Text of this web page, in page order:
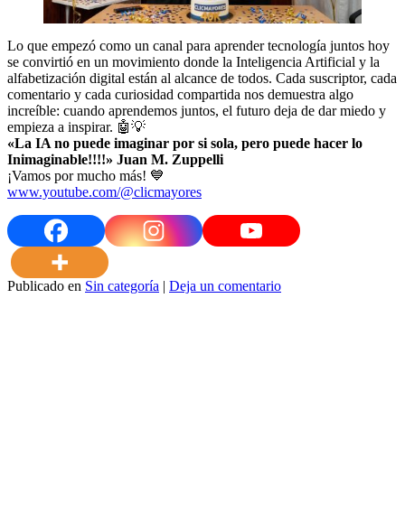
Lo que empezó como un canal para aprender tecnología juntos hoy
se convirtió en un movimiento donde la Inteligencia Artificial y la
alfabetización digital están al alcance de todos. Cada suscriptor, cada
comentario y cada curiosidad compartida nos demuestra algo
increíble: cuando aprendemos juntos, el futuro deja de dar miedo y
empieza a inspirar. 🤖💡
«La IA no puede imaginar por si sola, pero puede hacer lo
Inimaginable!!!!» Juan M. Zuppelli
¡Vamos por mucho más! 💙
www.youtube.com/@clicmayores
Publicado en Sin categoría | Deja un comentario